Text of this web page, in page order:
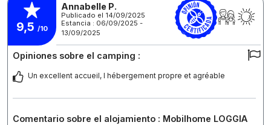
9,5 /10
Annabelle P.
Publicado el 14/09/2025
Estancia : 06/09/2025 -
13/09/2025
Opiniones sobre el camping :
Un excellent accueil, l hébergement propre et agréable
Comentario sobre el alojamiento : Mobilhome LOGGIA